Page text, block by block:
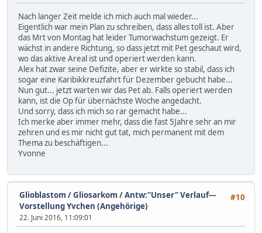
Nach langer Zeit melde ich mich auch mal wieder...
Eigentlich war mein Plan zu schreiben, dass alles toll ist. Aber
das Mrt von Montag hat leider Tumorwachstum gezeigt. Er
wächst in andere Richtung, so dass jetzt mit Pet geschaut wird,
wo das aktive Areal ist und operiert werden kann.
Alex hat zwar seine Defizite, aber er wirkte so stabil, dass ich
sogar eine Karibikkreuzfahrt für Dezember gebucht habe...
Nun gut... jetzt warten wir das Pet ab. Falls operiert werden
kann, ist die Op für übernächste Woche angedacht.
Und sorry, dass ich mich so rar gemacht habe...
Ich merke aber immer mehr, dass die fast 5Jahre sehr an mir
zehren und es mir nicht gut tat, mich permanent mit dem
Thema zu beschäftigen...
Yvonne
#10
Glioblastom / Gliosarkom /Antw:"Unser" Verlauf---
Vorstellung Yvchen (Angehörige)
22. Juni 2016, 11:09:01